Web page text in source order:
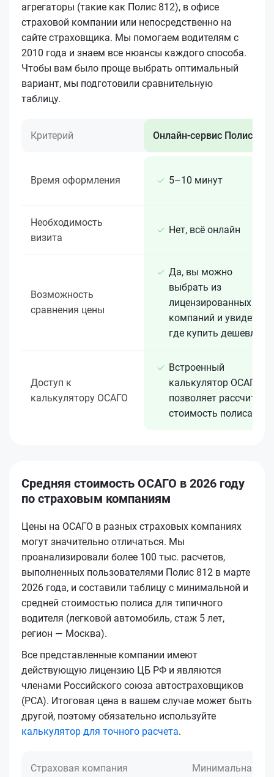
агрегаторы (такие как Полис 812), в офисе
страховой компании или непосредственно на
сайте страховщика. Мы помогаем водителям с
2010 года и знаем все нюансы каждого способа.
Чтобы вам было проще выбрать оптимальный
вариант, мы подготовили сравнительную
таблицу.
Критерий Онлайн-сервис Полис 812
Время оформления 5–10 минут
Необходимость
визита
Нет, всё онлайн
Возможность
сравнения цены
Да, вы можно
выбрать из
лицензированных 15+
компаний и увидеть,
где купить дешевле
Доступ к
калькулятору ОСАГО
Встроенный
калькулятор ОСАГО
позволяет рассчитать
стоимость полиса
Средняя стоимость ОСАГО в 2026 году
по страховым компаниям
Цены на ОСАГО в разных страховых компаниях
могут значительно отличаться. Мы
проанализировали более 100 тыс. расчетов,
выполненных пользователями Полис 812 в марте
2026 года, и составили таблицу с минимальной и
средней стоимостью полиса для типичного
водителя (легковой автомобиль, стаж 5 лет,
регион — Москва).
Все представленные компании имеют
действующую лицензию ЦБ РФ и являются
членами Российского союза автостраховщиков
(РСА). Итоговая цена в вашем случае может быть
другой, поэтому обязательно используйте
калькулятор для точного расчета.
Страховая компания Минимальная